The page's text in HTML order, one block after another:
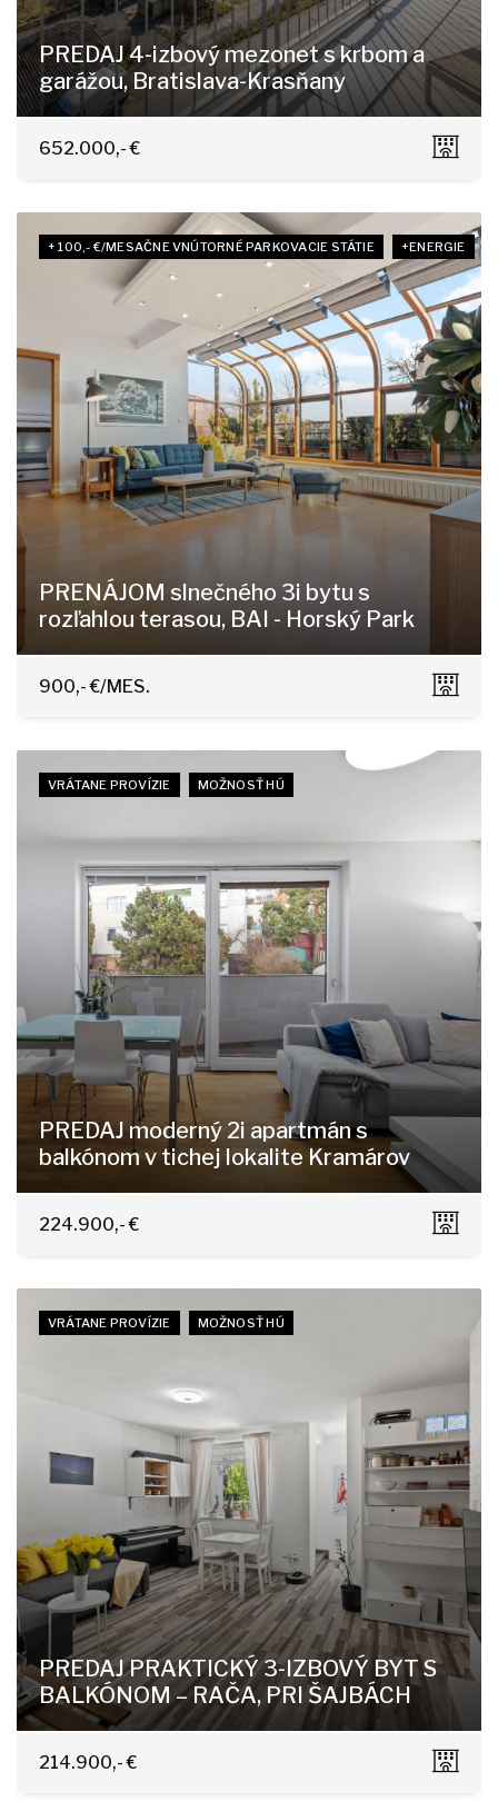
PREDAJ 4-izbový mezonet s krbom a
garážou, Bratislava-Krasňany
Horská 11/A, Bratislava - Nové Mesto
652.000,- €
+ 100,- €/MESAČNE VNÚTORNÉ PARKOVACIE STÁTIE +ENERGIE
PRENÁJOM slnečného 3i bytu s
rozľahlou terasou, BAI - Horský Park
Čapkova 16, Bratislava - Staré Mesto
900,- €/MES.
VRÁTANE PROVÍZIE MOŽNOSŤ HÚ
PREDAJ moderný 2i apartmán s
balkónom v tichej lokalite Kramárov
Ďumbierska, Bratislava - Nové Mesto
224.900,- €
VRÁTANE PROVÍZIE MOŽNOSŤ HÚ
PREDAJ PRAKTICKÝ 3-IZBOVÝ BYT S
BALKÓNOM – RAČA, PRI ŠAJBÁCH
Pri Šajbách, Bratislava - Rača
214.900,- €